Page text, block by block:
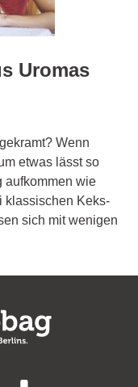
Uromas
Wenn
etwas lässt so
aufkommen wie
klassischen Keks-
sich mit wenigen